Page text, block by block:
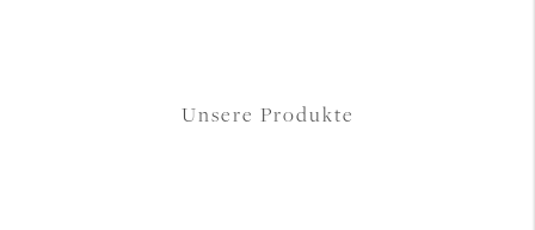
Unsere Produkte